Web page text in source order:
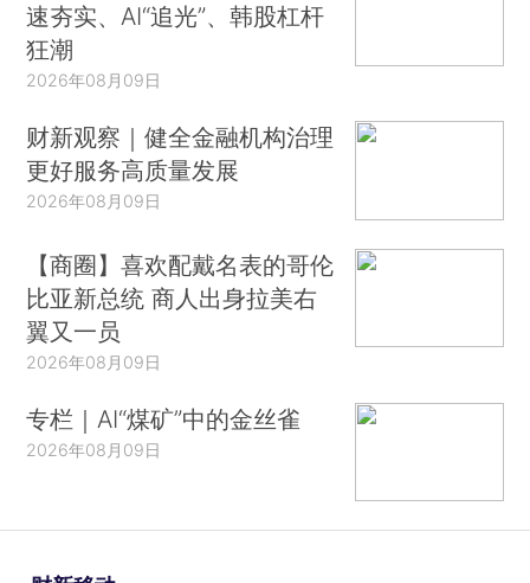
速夯实、AI“追光”、韩股杠杆
狂潮
2026年08月09日
财新观察｜健全金融机构治理
更好服务高质量发展
2026年08月09日
【商圈】喜欢配戴名表的哥伦
比亚新总统 商人出身拉美右
翼又一员
2026年08月09日
专栏｜AI“煤矿”中的金丝雀
2026年08月09日